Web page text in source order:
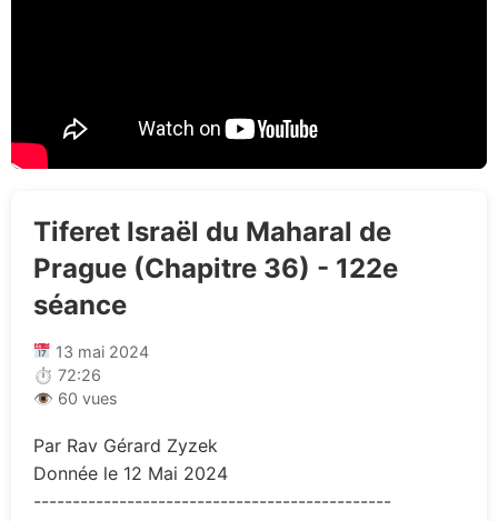
Tiferet Israël du Maharal de
Prague (Chapitre 36) - 122e
séance
13 mai 2024
⏱ 72:26
👁 60 vues
Par Rav Gérard Zyzek
Donnée le 12 Mai 2024
----------------------------------------------